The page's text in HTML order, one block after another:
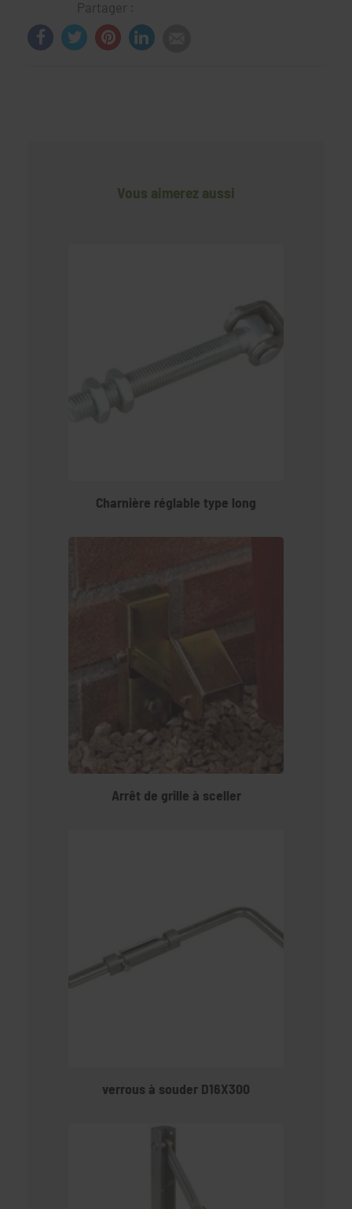
Partager :
Vous aimerez aussi
Charnière réglable type long
Arrêt de grille à sceller
verrous à souder D16X300